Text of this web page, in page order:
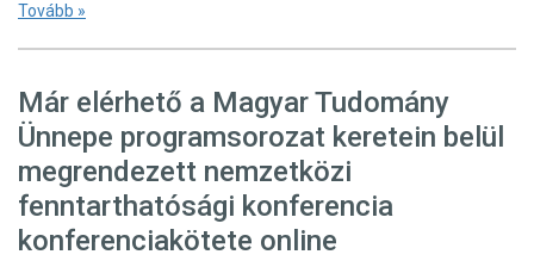
Tovább »
Már elérhető a Magyar Tudomány
Ünnepe programsorozat keretein belül
megrendezett nemzetközi
fenntarthatósági konferencia
konferenciakötete online